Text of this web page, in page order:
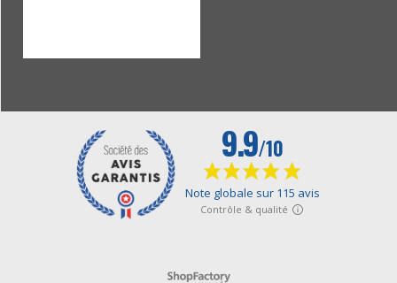
Boutique en ligne créés avec le logiciel eCommerce ShopFactory